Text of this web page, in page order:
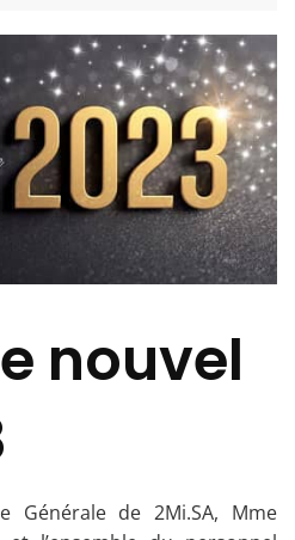
nouvel
Générale de 2Mi.SA, Mme